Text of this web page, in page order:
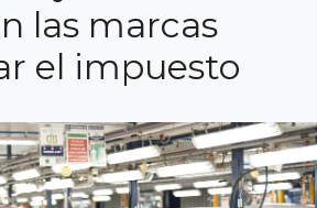
las marcas
el impuesto